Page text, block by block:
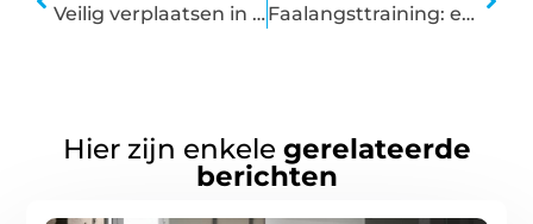
Veilig verplaatsen in het verkeer Faalangsttraining: een uitkomst bij faalangst
Hier zijn enkele gerelateerde
berichten